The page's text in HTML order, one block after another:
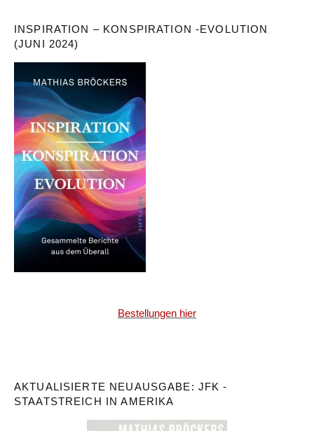
INSPIRATION – KONSPIRATION -EVOLUTION
(JUNI 2024)
Bestellungen hier
AKTUALISIERTE NEUAUSGABE: JFK -
STAATSTREICH IN AMERIKA